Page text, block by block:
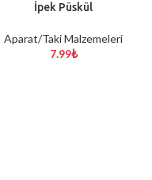
İpek Püskül
Aparat/Taki Malzemeleri
7.99₺